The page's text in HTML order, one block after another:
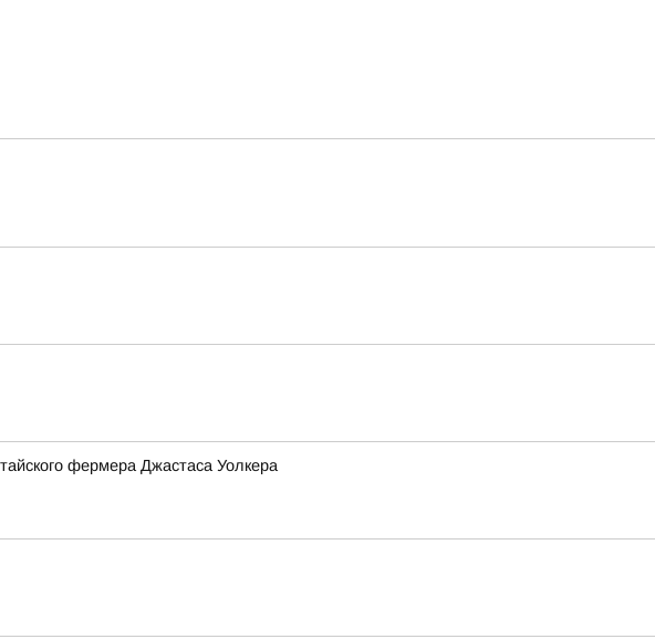
фермера Джастаса Уолкера